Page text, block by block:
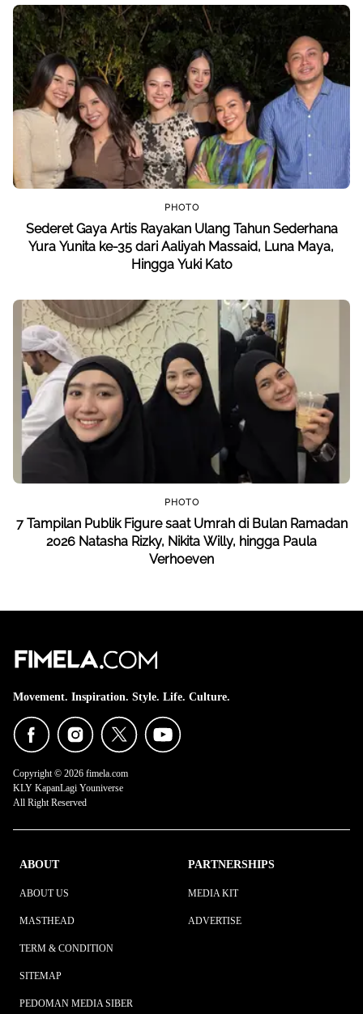
PHOTO
Sederet Gaya Artis Rayakan Ulang Tahun Sederhana
Yura Yunita ke-35 dari Aaliyah Massaid, Luna Maya,
Hingga Yuki Kato
PHOTO
7 Tampilan Publik Figure saat Umrah di Bulan Ramadan
2026 Natasha Rizky, Nikita Willy, hingga Paula
Verhoeven
Movement. Inspiration. Style. Life. Culture.
Copyright © 2026 fimela.com
KLY KapanLagi Youniverse
All Right Reserved
ABOUT
ABOUT US
MASTHEAD
TERM & CONDITION
SITEMAP
PEDOMAN MEDIA SIBER
PARTNERSHIPS
MEDIA KIT
ADVERTISE